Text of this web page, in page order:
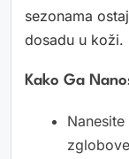
sezonama
dosadu u koži.
Kako Ga